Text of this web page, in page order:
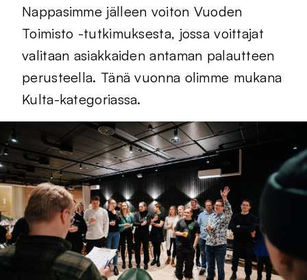
Nappasimme jälleen voiton Vuoden
Toimisto -tutkimuksesta, jossa voittajat
valitaan asiakkaiden antaman palautteen
perusteella. Tänä vuonna olimme mukana
Kulta-kategoriassa.